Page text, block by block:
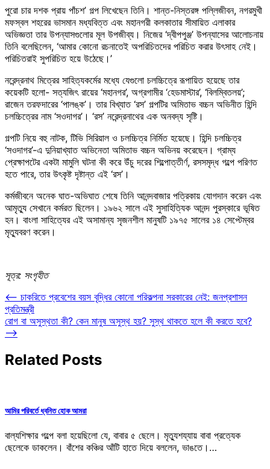
পুরো চার দশক প্রায় পাঁচশ’ গল্প লিখেছেন তিনি। শান্ত-নিস্তরঙ্গ পল্লিজীবন, নগরমুখী
মফস্বল শহরের ভাসমান মধ্যবিত্ত এবং মহানগরী কলকাতার সীমায়িত এলাকার
অভিজ্ঞতা তার উপন্যাসগুলোর মূল উপজীব্য। নিজের ‘দ্বীপপুঞ্জ’ উপন্যাসের আলোচনায়
তিনি বলেছিলেন, ‘আমার কোনো রচনাতেই অপরিচিতদের পরিচিত করার উৎসাহ নেই।
পরিচিতরাই সুপরিচিত হয়ে উঠেছে।’
নরেন্দ্রনাথ মিত্রের সাহিত্যকর্মের মধ্যে যেগুলো চলচ্চিত্রে রূপায়িত হয়েছে তার
কয়েকটি হলো- সত্যজিৎ রায়ের ‘মহানগর’, অগ্রগামীর ‘হেডমাস্টার’, ‘বিলম্বিতলয়’;
রাজেন তরফদারের ‘পালঙ্ক’। তার বিখ্যাত ‘রস’ গল্পটির অমিতাভ বচ্চন অভিনীত হিন্দি
চলচ্চিত্রের নাম ‘সওদাগর’। ‘রস’ নরেন্দ্রনাথের এক অনবদ্য সৃষ্টি।
গল্পটি নিয়ে বহু নাটক, টিভি সিরিয়াল ও চলচ্চিত্র নির্মিত হয়েছে। হিন্দি চলচ্চিত্র
‘সওদাগর’-এ দুনিয়াখ্যাত অভিনেতা অমিতাভ বচ্চন অভিনয় করেছেন। গ্রাম্য
প্রেক্ষাপটের একটা মামুলি ঘটনা কী করে উঁচু দরের শিল্পোত্তীর্ণ, রসসমৃদ্ধ গল্পে পরিণত
হতে পারে, তার উৎকৃষ্ট দৃষ্টান্ত এই ‘রস’।
কর্মজীবনে অনেক ঘাত-অভিঘাত শেষে তিনি আনন্দবাজার পত্রিকায় যোগদান করেন এবং
আমৃত্যু সেখানে কর্মরত ছিলেন। ১৯৬২ সালে এই সুসাহিত্যিক আনন্দ পুরস্কারে ভূষিত
হন। বাংলা সাহিত্যের এই অসামান্য সৃজনশীল মানুষটি ১৯৭৫ সালের ১৪ সেপ্টেম্বর
মৃত্যুবরণ করেন।
সূত্র: সংগৃহীত
Post
navigation
⟵ চাকরিতে প্রবেশের বয়স বৃদ্ধির কোনো পরিকল্পনা সরকারের নেই: জনপ্রশাসন
প্রতিমন্ত্রী
রোগ বা অসুস্থতা কী? কেন মানুষ অসুস্থ হয়? সুস্থ থাকতে হলে কী করতে হবে?
⟶
Related Posts
আমির পরিবর্তে ধ্বনিত হোক আমরা
বাল্যশিক্ষার গল্পে বলা হয়েছিলো যে, বাবার ৫ ছেলে। মৃত্যুশয্যায় বাবা প্রত্যেক
ছেলেকে ডাকলেন। বাঁশের কঞ্চির আঁটি হাতে দিয়ে বললেন, ভাঙতে।…